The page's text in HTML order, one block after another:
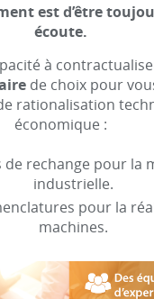
est d’être
écoute.
à
de choix pour
rationalisation
économique :
de rechange pour la
industrielle.
pour la
machines.